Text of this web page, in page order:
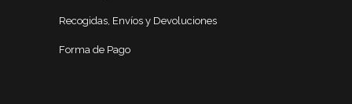
Recogidas, Envíos y Devoluciones
Forma de Pago